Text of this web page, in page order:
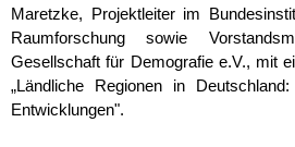
Maretzke, Projektleiter im
Raumforschung sowie
Gesellschaft für Demografie e.V., mit
Ländliche Regionen in
Entwicklungen".